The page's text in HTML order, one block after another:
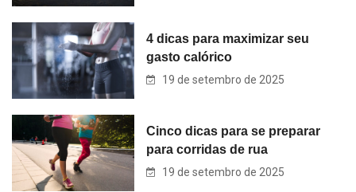
4 dicas para maximizar seu
gasto calórico
19 de setembro de 2025
Cinco dicas para se preparar
para corridas de rua
19 de setembro de 2025